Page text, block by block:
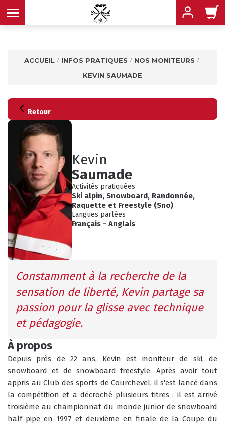
MENU
INFOS PRATIQUES
HORAIRES
DU BUREAU ESF
MENU
CONSEILS
QUEL EST MON NIVEAU ?
MENU
AGENDA
ANIMATIONS
MENU
MENU
COURS COLLECTIFS
RÉSERVER
MENU
COURS PRIVÉS
RÉSERVER
ACCUEIL INFOS PRATIQUES
NOS MONITEURS
KEVIN SAUMADE
Retour
Kevin
Saumade
Activités pratiquées
Ski alpin,Snowboard, Randonnée,
Raquette et Freestyle (Sno)
Langues parlées
Français -Anglais
Constamment à la recherche de la
sensation de liberté, Kevin partage sa
passion pour la glisse avec technique
et pédagogie.
À propos
Depuis près de 22 ans, Kevin est moniteur de ski, de
snowboard et de snowboard freestyle. Après avoir tout
appris au Club des sports de Courchevel, il s'est lancé dans
la compétition et a décroché plusieurs titres : il est arrivé
troisième au championnat du monde junior de snowboard
half pipe en 1997 et deuxième en finale de la Coupe du